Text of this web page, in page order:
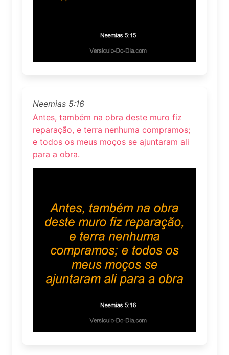
Neemias 5:16
Antes, também na obra deste muro fiz
reparação, e terra nenhuma compramos;
e todos os meus moços se ajuntaram ali
para a obra.